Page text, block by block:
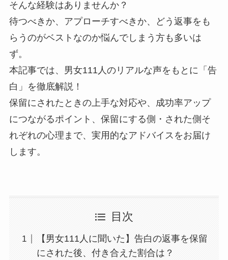
そんな経験はありませんか？
待つべきか、アプローチすべきか、どう返事をも
らうのがベストなのか悩んでしまう方も多いは
ず。
本記事では、男女111人のリアルな声をもとに「告
白」を徹底解説！
保留にされたときの上手な対応や、成功率アップ
につながるポイント、保留にする側・された側そ
れぞれの心理まで、実用的なアドバイスをお届け
します。
目次
【男女111人に聞いた】告白の返事を保留
にされた後、付き合えた割合は？